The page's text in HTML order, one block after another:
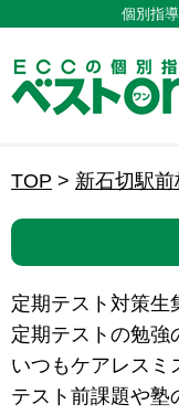
個別指
TOP > 新石切駅前
定期テスト対策生
定期テストの勉強
いつもケアレスミ
テスト前課題や塾